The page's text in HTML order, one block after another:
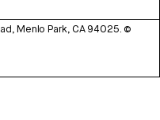
Menlo Park, CA 94025. ©